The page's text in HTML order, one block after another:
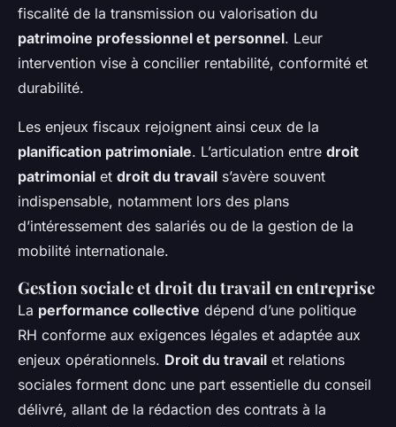
fiscalité de la transmission ou valorisation du
patrimoine professionnel et personnel. Leur
intervention vise à concilier rentabilité, conformité et
durabilité.
Les enjeux fiscaux rejoignent ainsi ceux de la
planification patrimoniale. L’articulation entre droit
patrimonial et droit du travail s’avère souvent
indispensable, notamment lors des plans
d’intéressement des salariés ou de la gestion de la
mobilité internationale.
Gestion sociale et droit du travail en entreprise
La performance collective dépend d’une politique
RH conforme aux exigences légales et adaptée aux
enjeux opérationnels. Droit du travail et relations
sociales forment donc une part essentielle du conseil
délivré, allant de la rédaction des contrats à la